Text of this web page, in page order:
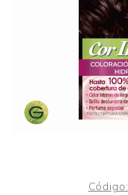
Código: